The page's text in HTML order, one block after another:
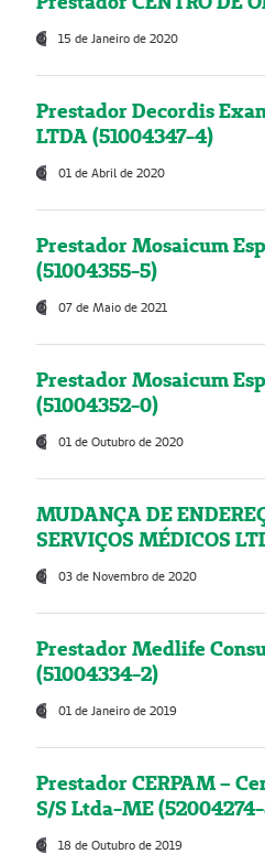
15 de Janeiro de 2020
Prestador Decordis
LTDA (51004347-4)
01 de Abril de 2020
Prestador Mosaicum
(51004355-5)
07 de Maio de 2021
Prestador Mosaicum
(51004352-0)
01 de Outubro de 2020
MUDANÇA DE
SERVIÇOS MÉDICOS
03 de Novembro de 2020
Prestador Medlife
(51004334-2)
01 de Janeiro de 2019
Prestador CERPAM –
S/S Ltda-ME
18 de Outubro de 2019